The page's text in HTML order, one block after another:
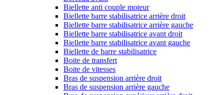
Biellette anti couple moteur
Biellette barre stabilisatrice arrière droit
Biellette barre stabilisatrice arrière gauche
Biellette barre stabilisatrice avant droit
Biellette barre stabilisatrice avant gauche
Biellette de barre stabilisatrice
Boite de transfert
Boite de vitesses
Bras de suspension arrière droit
Bras de suspension arrière gauche